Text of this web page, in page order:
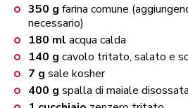
350 g farina comune
necessario)
180 ml acqua calda
140 g cavolo tritato, salato e
7 g sale kosher
400 g spalla di maiale